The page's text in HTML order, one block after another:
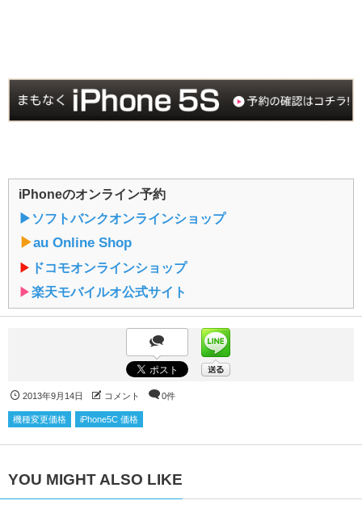
iPhoneのオンライン予約
▶︎ソフトバンクオンラインショップ
▶︎au Online Shop
▶︎ ドコモオンラインショップ
▶︎楽天モバイルオ公式サイト
2013年9月14日 コメント 0件
機種変更価格 iPhone5C 価格
YOU MIGHT ALSO LIKE